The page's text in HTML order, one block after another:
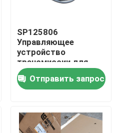
SP125806
Управляющее
устройство
трансмиссии для
колесного
погрузчика LIUGONG
CLG855、CLG856、
ZL50CNX、
CLG860H、
Отправить запрос